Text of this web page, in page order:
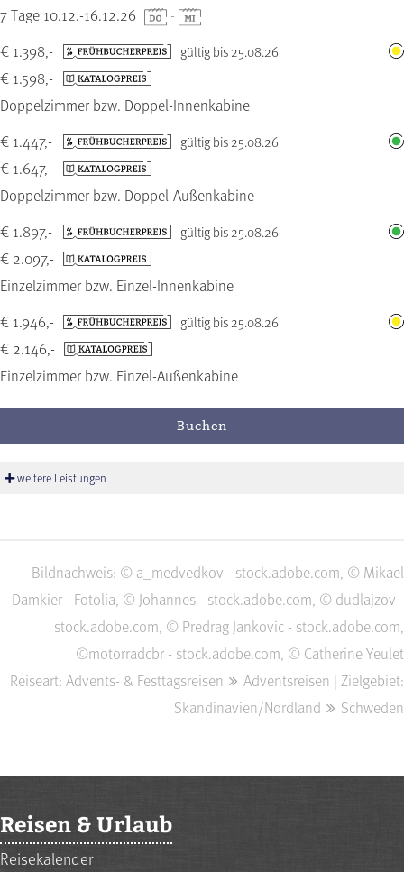
7 Tage 10.12.-16.12.26 -
Doppelzimmer bzw. Doppel-Innenkabine
€ 1.398,- gültig bis 25.08.26
€ 1.598,-
Doppelzimmer bzw. Doppel-Außenkabine
€ 1.447,- gültig bis 25.08.26
€ 1.647,-
Einzelzimmer bzw. Einzel-Innenkabine
€ 1.897,- gültig bis 25.08.26
€ 2.097,-
Einzelzimmer bzw. Einzel-Außenkabine
€ 1.946,- gültig bis 25.08.26
€ 2.146,-
Buchen
weitere Leistungen
Bildnachweis: © a_medvedkov - stock.adobe.com, © Mikael
Damkier - Fotolia, © Johannes - stock.adobe.com, © dudlajzov -
stock.adobe.com, © Predrag Jankovic - stock.adobe.com,
©motorradcbr - stock.adobe.com, © Catherine Yeulet
Reiseart: Advents- & Festtagsreisen
Adventsreisen | Zielgebiet:
Skandinavien/Nordland
Schweden
Reisen & Urlaub
Reisekalender